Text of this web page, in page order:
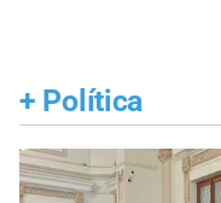
+ Política